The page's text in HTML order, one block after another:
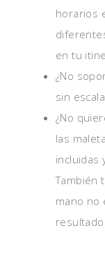
horarios
en tu
¿No
sin
¿No
las
incluidas
También
mano no